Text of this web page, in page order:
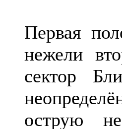
Первая
нежели
сектор
острую